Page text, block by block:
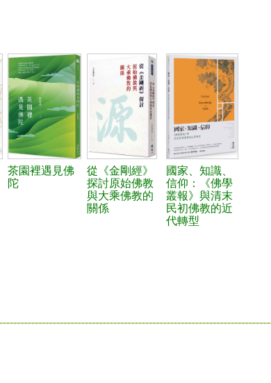
茶園裡遇見佛
陀
從《金剛經》
探討原始佛教
與大乘佛教的
關係
國家、知識、
信仰：《佛學
叢報》與清末
民初佛教的近
代轉型